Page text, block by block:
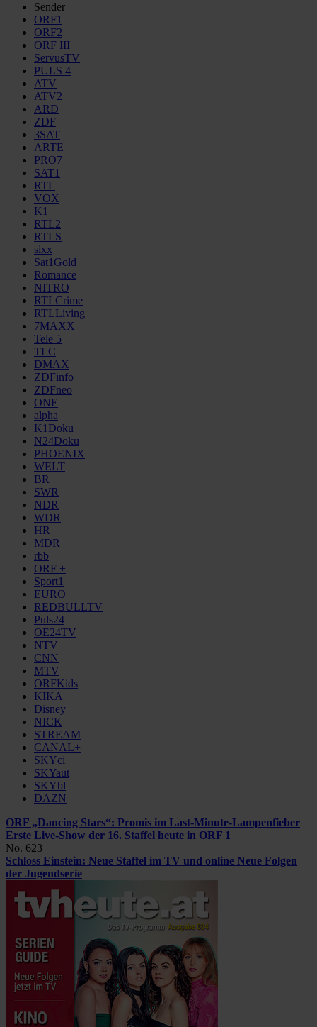
Sender
ORF1
ORF2
ORF III
ServusTV
PULS 4
ATV
ATV2
ARD
ZDF
3SAT
ARTE
PRO7
SAT1
RTL
VOX
K1
RTL2
RTLS
sixx
Sat1Gold
Romance
NITRO
RTLCrime
RTLLiving
7MAXX
Tele 5
TLC
DMAX
ZDFinfo
ZDFneo
ONE
alpha
K1Doku
N24Doku
PHOENIX
WELT
BR
SWR
NDR
WDR
HR
MDR
rbb
ORF +
Sport1
EURO
REDBULLTV
Puls24
OE24TV
NTV
CNN
MTV
ORFKids
KIKA
Disney
NICK
STREAM
CANAL+
SKYci
SKYaut
SKYbl
DAZN
ORF „Dancing Stars“: Promis im Last-Minute-Lampenfieber
Erste Live-Show der 16. Staffel heute in ORF 1
No. 623
Schloss Einstein: Neue Staffel im TV und online Neue Folgen
der Jugendserie